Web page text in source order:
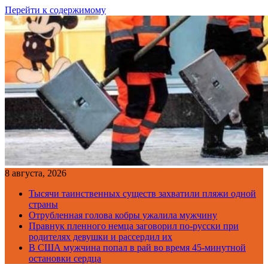
Перейти к содержимому
8 августа, 2026
Тысячи таинственных существ захватили пляжи одной
страны
Отрубленная голова кобры ужалила мужчину
Правнук пленного немца заговорил по-русски при
родителях девушки и рассердил их
В США мужчина попал в рай во время 45-минутной
остановки сердца